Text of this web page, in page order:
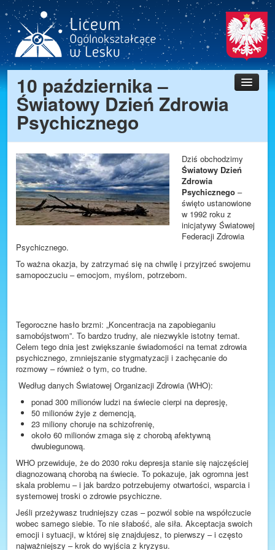
Aktualności
Zjazd 80 lat LO
Szkoła
Uczniowie
Przedmioty
Rekrutacja 2026/2027
E-Dziennik
Stara wersja WWW
Kontakt
Raport
Facebook
10 października –
Światowy Dzień Zdrowia
Psychicznego
Dziś obchodzimy
Światowy Dzień
Zdrowia
Psychicznego –
święto ustanowione
w 1992 roku z
inicjatywy Światowej
Federacji Zdrowia
Psychicznego.
To ważna okazja, by zatrzymać się na chwilę i przyjrzeć swojemu
samopoczuciu – emocjom, myślom, potrzebom.
Tegoroczne hasło brzmi: „Koncentracja na zapobieganiu
samobójstwom”. To bardzo trudny, ale niezwykle istotny temat.
Celem tego dnia jest zwiększanie świadomości na temat zdrowia
psychicznego, zmniejszanie stygmatyzacji i zachęcanie do
rozmowy – również o tym, co trudne.
Według danych Światowej Organizacji Zdrowia (WHO):
ponad 300 milionów ludzi na świecie cierpi na depresję,
50 milionów żyje z demencją,
23 miliony choruje na schizofrenię,
około 60 milionów zmaga się z chorobą afektywną
dwubiegunową.
WHO przewiduje, że do 2030 roku depresja stanie się najczęściej
diagnozowaną chorobą na świecie. To pokazuje, jak ogromna jest
skala problemu – i jak bardzo potrzebujemy otwartości, wsparcia i
systemowej troski o zdrowie psychiczne.
Jeśli przeżywasz trudniejszy czas – pozwól sobie na współczucie
wobec samego siebie. To nie słabość, ale siła. Akceptacja swoich
emocji i sytuacji, w której się znajdujesz, to pierwszy – i często
najważniejszy – krok do wyjścia z kryzysu.